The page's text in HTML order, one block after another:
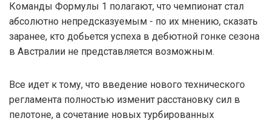
Команды Формулы 1 полагают, что чемпионат стал
абсолютно непредсказуемым - по их мнению, сказать
заранее, кто добьется успеха в дебютной гонке сезона
в Австралии не представляется возможным.
Все идет к тому, что введение нового технического
регламента полностью изменит расстановку сил в
пелотоне, а сочетание новых турбированных